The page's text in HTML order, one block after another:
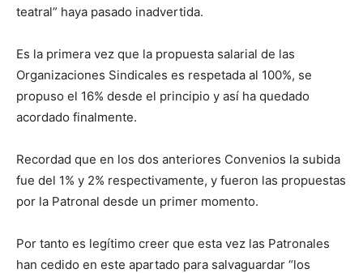
teatral” haya pasado inadvertida.
Es la primera vez que la propuesta salarial de las
Organizaciones Sindicales es respetada al 100%, se
propuso el 16% desde el principio y así ha quedado
acordado finalmente.
Recordad que en los dos anteriores Convenios la subida
fue del 1% y 2% respectivamente, y fueron las propuestas
por la Patronal desde un primer momento.
Por tanto es legítimo creer que esta vez las Patronales
han cedido en este apartado para salvaguardar “los